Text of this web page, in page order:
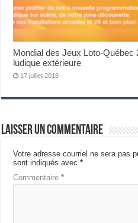
Mondial des Jeux Loto-Québec
ludique extérieure
17 juillet 2018
Laisser un commentaire
Votre adresse courriel ne sera pas
sont indiqués avec*
Commentaire*